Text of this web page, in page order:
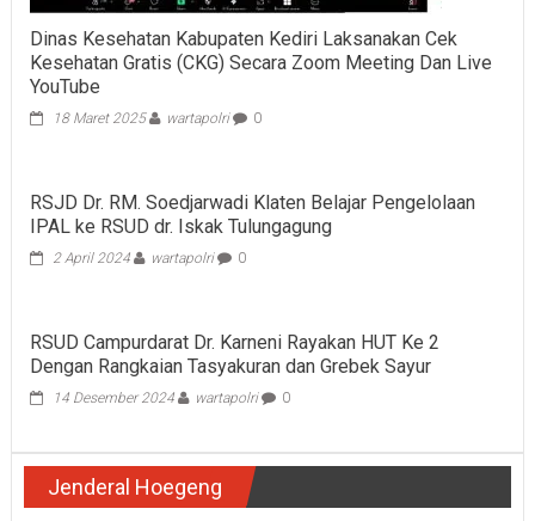
Dinas Kesehatan Kabupaten Kediri Laksanakan Cek
Kesehatan Gratis (CKG) Secara Zoom Meeting Dan Live
YouTube
18 Maret 2025 wartapolri 0
RSJD Dr. RM. Soedjarwadi Klaten Belajar Pengelolaan
IPAL ke RSUD dr. Iskak Tulungagung
2 April 2024 wartapolri 0
RSUD Campurdarat Dr. Karneni Rayakan HUT Ke 2
Dengan Rangkaian Tasyakuran dan Grebek Sayur
14 Desember 2024 wartapolri 0
Jenderal Hoegeng